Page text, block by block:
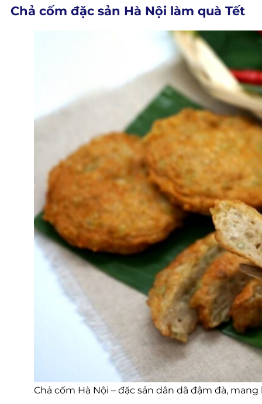
Chả cốm đặc sản Hà Nội làm quà Tết
Chả cốm Hà Nội – đặc sản dân dã đậm đà,